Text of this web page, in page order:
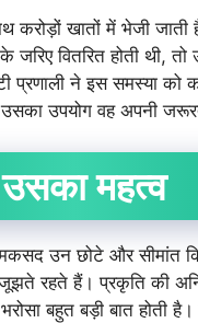
करोड़ों खातों में भेजी
वितरित होती थी,
प्रणाली ने इस समस्या
उसका उपयोग वह अपनी
उसका महत्व
उन छोटे और सीमांत
रहते हैं। प्रकृति की
बहुत बड़ी बात होती है।